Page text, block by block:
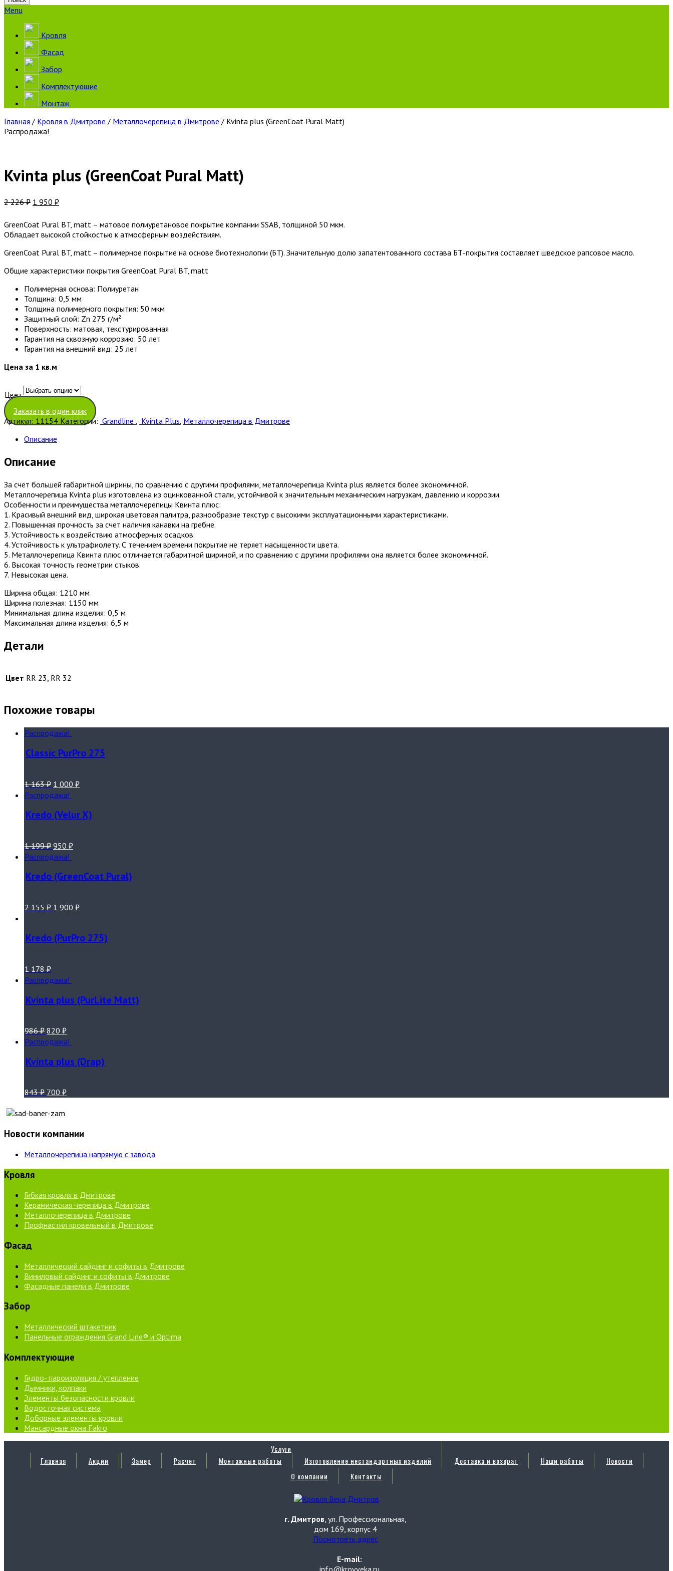
Menu
Кровля
Фасад
Забор
Комплектующие
Монтаж
Главная / Кровля в Дмитрове / Металлочерепица в Дмитрове / Kvinta plus (GreenCoat Pural Matt)
Распродажа!
Kvinta plus (GreenCoat Pural Matt)
2 226₽ 1 950 ₽
GreenCoat Pural BT, matt – матовое полиуретановое покрытие компании SSAB, толщиной 50 мкм.
Обладает высокой стойкостью к атмосферным воздействиям.
GreenCoat Pural BT, matt – полимерное покрытие на основе биотехнологии (БТ). Значительную долю запатентованного состава БТ-покрытия составляет шведское рапсовое масло.
Общие характеристики покрытия GreenCoat Pural BT, matt
Полимерная основа: Полиуретан
Толщина: 0,5 мм
Толщина полимерного покрытия: 50 мкм
Защитный слой: Zn 275 г/м²
Поверхность: матовая, текстурированная
Гарантия на сквозную коррозию: 50 лет
Гарантия на внешний вид: 25 лет
Цена за 1 кв.м
Цвет
Очистить
Заказать в один клик
Артикул: 11154 Категории: Grandline Kvinta Plus Металлочерепица в Дмитрове
Описание
Описание
За счет большей габаритной ширины, по сравнению с другими профилями, металлочерепица Kvinta plus является более экономичной.
Металлочерепица Kvinta plus изготовлена из оцинкованной стали, устойчивой к значительным механическим нагрузкам, давлению и коррозии.
Особенности и преимущества металлочерепицы Квинта плюс:
1. Красивый внешний вид, широкая цветовая палитра, разнообразие текстур с высокими эксплуатационными характеристиками.
2. Повышенная прочность за счет наличия канавки на гребне.
3. Устойчивость к воздействию атмосферных осадков.
4. Устойчивость к ультрафиолету. С течением времени покрытие не теряет насыщенности цвета.
5. Металлочерепица Квинта плюс отличается габаритной шириной, и по сравнению с другими профилями она является более экономичной.
6. Высокая точность геометрии стыков.
7. Невысокая цена.
Ширина общая: 1210 мм
Ширина полезная: 1150 мм
Минимальная длина изделия: 0,5 м
Максимальная длина изделия: 6,5 м
Детали
Цвет RR 23, RR 32
Похожие товары
Распродажа!
Classic PurPro 275
1 163₽ 1 000 ₽
Распродажа!
Kredo (Velur X)
1 199₽ 950 ₽
Распродажа!
Kredo (GreenCoat Pural)
2 155₽ 1 900 ₽
Kredo (PurPro 275)
1 178 ₽
Распродажа!
Kvinta plus (PurLite Matt)
986₽ 820 ₽
Распродажа!
Kvinta plus (Drap)
843₽ 700 ₽
Новости компании
Металлочерепица напрямую с завода
Кровля
Гибкая кровля в Дмитрове
Керамическая черепица в Дмитрове
Металлочерепица в Дмитрове
Профнастил кровельный в Дмитрове
Фасад
Металлический сайдинг и софиты в Дмитрове
Виниловый сайдинг и софиты в Дмитрове
Фасадные панели в Дмитрове
Забор
Металлический штакетник
Панельные ограждения Grand Line® и Optima
Комплектующие
Гидро- пароизоляция / утепление
Дымники, колпаки
Элементы безопасности кровли
Водосточная система
Доборные элементы кровли
Мансардные окна Fakro
Главная Акции
Услуги
Замер
Расчет Монтажные работы Изготовление нестандартных изделий Доставка и возврат Наши работы
Новости
О компании
Контакты
г. Дмитров , ул. Профессиональная,
дом 169, корпус 4
Посмотреть адрес
E-mail:
info@krovveka.ru